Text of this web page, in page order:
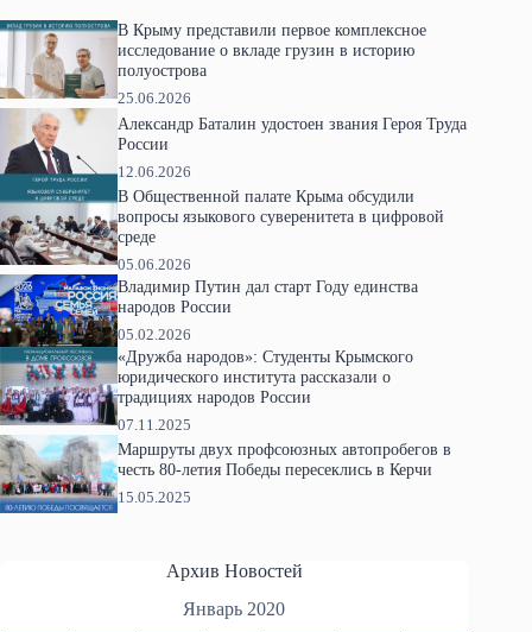
В Крыму представили первое комплексное
исследование о вкладе грузин в историю
полуострова
25.06.2026
Александр Баталин удостоен звания Героя Труда
России
12.06.2026
В Общественной палате Крыма обсудили
вопросы языкового суверенитета в цифровой
среде
05.06.2026
Владимир Путин дал старт Году единства
народов России
05.02.2026
«Дружба народов»: Студенты Крымского
юридического института рассказали о
традициях народов России
07.11.2025
Маршруты двух профсоюзных автопробегов в
честь 80-летия Победы пересеклись в Керчи
15.05.2025
Архив Новостей
Январь 2020